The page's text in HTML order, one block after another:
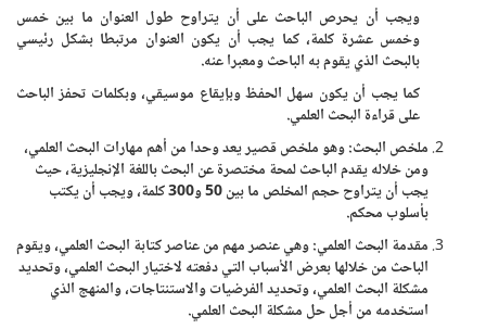
ويجب أن يحرص الباحث على أن يتراوح طول العنوان ما بين خمس
وخمس عشرة كلمة، كما يجب أن يكون العنوان مرتبطا بشكل رئيسي
بالبحث الذي يقوم به الباحث ومعبرا عنه.
كما يجب أن يكون سهل الحفظ وبإيقاع موسيقي، وبكلمات تحفز الباحث
على قراءة البحث العلمي.
ملخص البحث: وهو ملخص قصير يعد وحدا من أهم مهارات البحث العلمي،
ومن خلاله يقدم الباحث لمحة مختصرة عن البحث باللغة الإنجليزية، حيث
يجب أن يتراوح حجم المخلص ما بين 50 و300 كلمة، ويجب أن يكتب
بأسلوب محكم.
مقدمة البحث العلمي: وهي عنصر مهم من عناصر كتابة البحث العلمي، ويقوم
الباحث من خلالها بعرض الأسباب التي دفعته لاختيار البحث العلمي، وتحديد
مشكلة البحث العلمي، وتحديد الفرضيات والاستنتاجات، والمنهج الذي
استخدمه من أجل حل مشكلة البحث العلمي.